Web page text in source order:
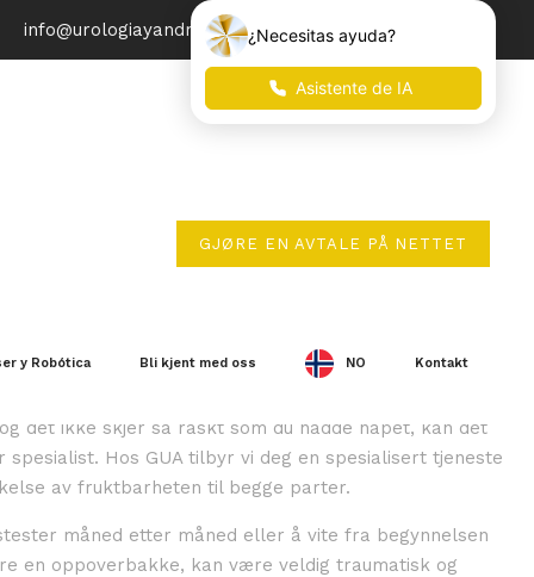
info@urologiayandrologia.com
GJØRE EN AVTALE PÅ NETTET
y Robótica Bli kjent med oss NO Kontakt
det ikke skjer så raskt som du hadde håpet, kan det
Hos GUA tilbyr vi deg en spesialisert tjeneste
av fruktbarheten til begge parter.
måned etter måned eller å vite fra begynnelsen
en oppoverbakke, kan være veldig traumatisk og